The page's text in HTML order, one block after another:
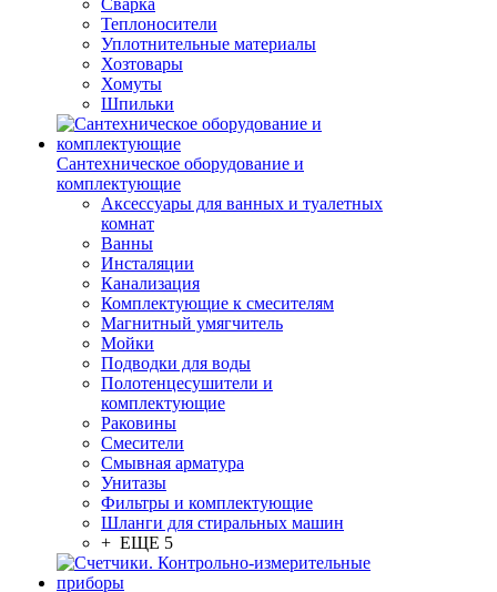
Сварка
Теплоносители
Уплотнительные материалы
Хозтовары
Хомуты
Шпильки
Сантехническое оборудование и
комплектующие
Аксессуары для ванных и туалетных
комнат
Ванны
Инсталяции
Канализация
Комплектующие к смесителям
Магнитный умягчитель
Мойки
Подводки для воды
Полотенцесушители и
комплектующие
Раковины
Смесители
Смывная арматура
Унитазы
Фильтры и комплектующие
Шланги для стиральных машин
+ ЕЩЕ 5